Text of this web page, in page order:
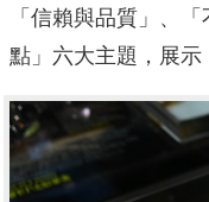
「信賴與品質」、
點」六大主題，展示